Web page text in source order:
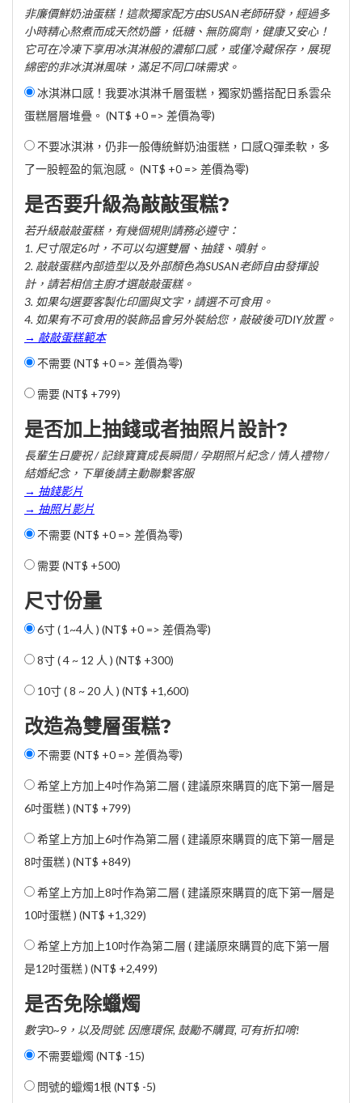
非廉價鮮奶油蛋糕！這款獨家配方由SUSAN老師研發，經過多
小時精心熬煮而成天然奶醬，低糖、無防腐劑，健康又安心！
它可在冷凍下享用冰淇淋般的濃郁口感，或僅冷藏保存，展現
綿密的非冰淇淋風味，滿足不同口味需求。
冰淇淋口感！我要冰淇淋千層蛋糕，獨家奶醬搭配日系雲朵
蛋糕層層堆疊。 (NT$ +0 => 差價為零)
不要冰淇淋，仍非一般傳統鮮奶油蛋糕，口感Q彈柔軟，多
了一股輕盈的氣泡感。 (NT$ +0 => 差價為零)
是否要升級為敲敲蛋糕?
若升級敲敲蛋糕，有幾個規則請務必遵守：
1. 尺寸限定6吋，不可以勾選雙層、抽錢、噴射。
2. 敲敲蛋糕內部造型以及外部顏色為SUSAN老師自由發揮設
計，請若相信主廚才選敲敲蛋糕。
3. 如果勾選要客製化印圖與文字，請選不可食用。
4. 如果有不可食用的裝飾品會另外裝給您，敲破後可DIY放置。
→ 敲敲蛋糕範本
不需要 (NT$ +0 => 差價為零)
需要 (NT$ +799)
是否加上抽錢或者抽照片設計?
長輩生日慶祝 / 記錄寶寶成長瞬間 / 孕期照片紀念 / 情人禮物 /
結婚紀念，下單後請主動聯繫客服
→ 抽錢影片
→ 抽照片影片
不需要 (NT$ +0 => 差價為零)
需要 (NT$ +500)
尺寸份量
6寸 ( 1~4人 ) (NT$ +0 => 差價為零)
8寸 ( 4 ~ 12 人 ) (NT$ +300)
10寸 ( 8 ~ 20 人 ) (NT$ +1,600)
改造為雙層蛋糕?
不需要 (NT$ +0 => 差價為零)
希望上方加上4吋作為第二層 ( 建議原來購買的底下第一層是
6吋蛋糕 ) (NT$ +799)
希望上方加上6吋作為第二層 ( 建議原來購買的底下第一層是
8吋蛋糕 ) (NT$ +849)
希望上方加上8吋作為第二層 ( 建議原來購買的底下第一層是
10吋蛋糕 ) (NT$ +1,329)
希望上方加上10吋作為第二層 ( 建議原來購買的底下第一層
是12吋蛋糕 ) (NT$ +2,499)
是否免除蠟燭
數字0~9，以及問號. 因應環保, 鼓勵不購買, 可有折扣唷!
不需要蠟燭 (NT$ -15)
問號的蠟燭1根 (NT$ -5)